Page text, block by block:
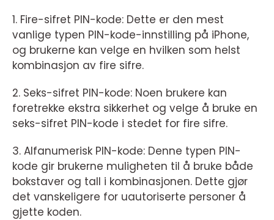
1. Fire-sifret PIN-kode: Dette er den mest
vanlige typen PIN-kode-innstilling på iPhone,
og brukerne kan velge en hvilken som helst
kombinasjon av fire sifre.
2. Seks-sifret PIN-kode: Noen brukere kan
foretrekke ekstra sikkerhet og velge å bruke en
seks-sifret PIN-kode i stedet for fire sifre.
3. Alfanumerisk PIN-kode: Denne typen PIN-
kode gir brukerne muligheten til å bruke både
bokstaver og tall i kombinasjonen. Dette gjør
det vanskeligere for uautoriserte personer å
gjette koden.